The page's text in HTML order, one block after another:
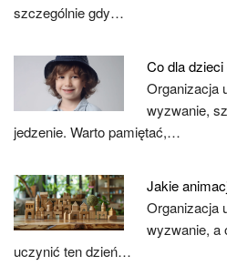
szczególnie gdy…
Co dla
Organizacja
wyzwanie,
jedzenie. Warto pamiętać,…
Jakie
Organizacja
wyzwanie, a
uczynić ten dzień…